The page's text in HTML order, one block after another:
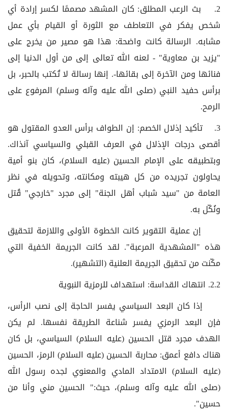
2. بث الرعب المطلق: كان المشهد مصممًا لكسر إرادة أي
شخص يفكر في التعاطف مع الثورة أو القيام بأي عمل
مشابه. الرسالة كانت واضحة: هذا هو مصير من يخرج على
"يزيد بن معاوية" - لعنه الله تعالى إلى من أول الدنيا إلى
فنائها ومن الآخرة إلى بقائها-. إنها رسالة لا تُكتب بالحبر، بل
برأس حفيد النبي (صلى الله عليه وآله وسلم) المرفوع على
الرمح.
3. تأكيد إذلال الخصم: إن الطواف برأس العدو المقتول هو
أقصى درجات الإذلال في العرف القبلي والسياسي آنذاك.
وبتطبيقه على الإمام الحسين (عليه السلام)، كان بنو أمية
يحاولون تجريده من كل هيبته ومكانته، وتحويله في نظر
العامة من "سيد شباب أهل الجنة" إلى مجرد "خارجي" قُتل
ونُكّل به.
إن عملية التقوير كانت الخطوة الأولى واللازمة لتحقيق
هذه "المشهدية المرعبة". لقد كانت الجريمة الخفية التي
مكّنت من تحقيق الجريمة العلنية (التشهير).
2.2. انتهاك القداسة: استهداف للرمزية النبوية
إذا كان البعد السياسي يفسر الحاجة إلى نصب الرأس،
فإن البعد الرمزي يفسر شناعة الطريقة نفسها. لم يكن
الهدف مجرد قتل الحسين (عليه السلام) السياسي، بل كان
هناك دافع أعمق: محاربة الحسين (عليه السلام) الرمز، الحسين
(عليه السلام) الامتداد المادي والمعنوي لجده رسول الله
(صلى الله عليه وآله وسلم)، حيث:" الحسين مني وأنا من
حسين".